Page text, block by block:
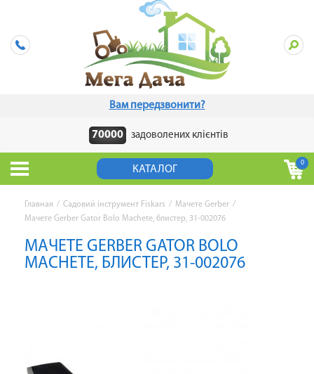
Вам передзвонити?
70000 задоволених клієнтів
КАТАЛОГ
0
Главная / Садовий інструмент Fiskars / Мачете Gerber /
Мачете Gerber Gator Bolo Machete, блистер, 31-002076
МАЧЕТЕ GERBER GATOR BOLO
MACHETE, БЛИСТЕР, 31-002076